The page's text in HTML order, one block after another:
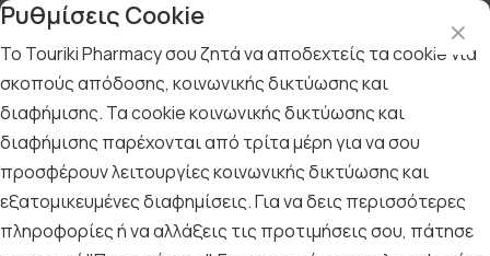
Αρχική / ΓΥΝΑΙΚΑ / Περιποίηση Προσώπου / Κρέμες BB -CC
Κρέμες BB -CC
15 ΠΡΟΪΟΝΤΑ
Ρυθμίσεις Cookie
Το Touriki Pharmacy σου ζητά να αποδεχτείς τα cookie για
σκοπούς απόδοσης, κοινωνικής δικτύωσης και
διαφήμισης. Τα cookie κοινωνικής δικτύωσης και
διαφήμισης παρέχονται από τρίτα μέρη για να σου
προσφέρουν λειτουργίες κοινωνικής δικτύωσης και
εξατομικευμένες διαφημίσεις. Για να δεις περισσότερες
πληροφορίες ή να αλλάξεις τις προτιμήσεις σου, πάτησε